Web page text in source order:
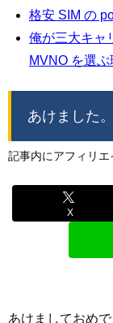
格安 SIM の
俺が三大キャ
MVNO を選ぶ
あけました。
記事内にアフィリ
X
あけましておめ